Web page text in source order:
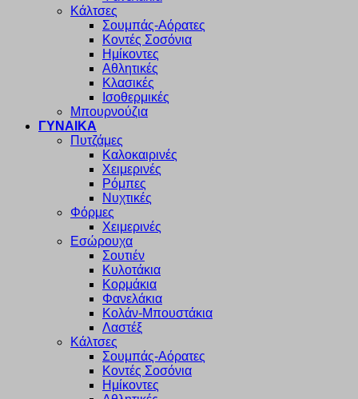
Κάλτσες
Σουμπάς-Αόρατες
Κοντές Σοσόνια
Ημίκοντες
Αθλητικές
Κλασικές
Ισοθερμικές
Μπουρνούζια
ΓΥΝΑΙΚΑ
Πυτζάμες
Καλοκαιρινές
Χειμερινές
Ρόμπες
Νυχτικές
Φόρμες
Χειμερινές
Εσώρουχα
Σουτιέν
Κυλοτάκια
Κορμάκια
Φανελάκια
Κολάν-Μπουστάκια
Λαστέξ
Κάλτσες
Σουμπάς-Αόρατες
Κοντές Σοσόνια
Ημίκοντες